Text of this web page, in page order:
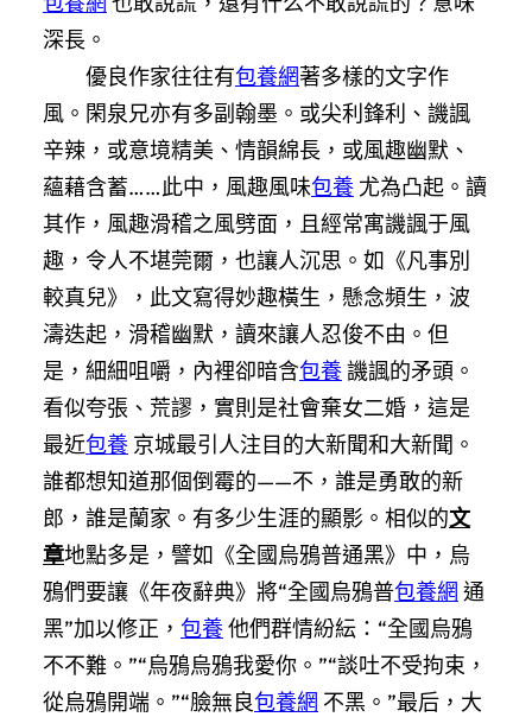
深長。
優良作家往往有包養網著多樣的文字作
風。閑泉兄亦有多副翰墨。或尖利鋒利、譏諷
辛辣，或意境精美、情韻綿長，或風趣幽默、
蘊藉含蓄……此中，風趣風味包養 尤為凸起。讀
其作，風趣滑稽之風劈面，且經常寓譏諷于風
趣，令人不堪莞爾，也讓人沉思。如《凡事別
較真兒》，此文寫得妙趣橫生，懸念頻生，波
濤迭起，滑稽幽默，讀來讓人忍俊不由。但
是，細細咀嚼，內裡卻暗含包養譏諷的矛頭。
看似夸張、荒謬，實則是社會棄女二婚，這是
最近包養 京城最引人注目的大新聞和大新聞。
誰都想知道那個倒霉的——不，誰是勇敢的新
郎，誰是蘭家。有多少生涯的顯影。相似的文
章地點多是，譬如《全國烏鴉普通黑》中，烏
鴉們要讓《年夜辭典》將“全國烏鴉普包養網 通
黑”加以修正， 包養他們群情紛紜：“全國烏鴉
不不難。”“烏鴉烏鴉我愛你。”“談吐不受拘束，
從烏鴉開端。”“臉無良包養網 不黑。”最后，大